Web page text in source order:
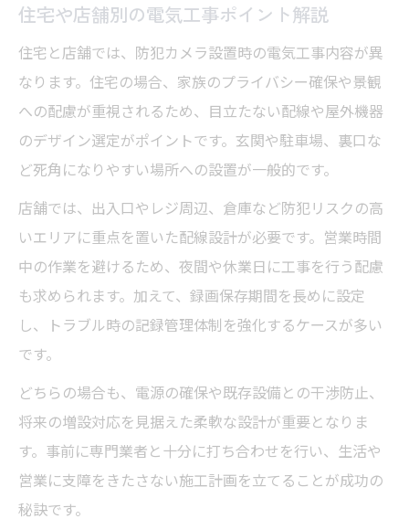
住宅や店舗別の電気工事ポイント解説
住宅と店舗では、防犯カメラ設置時の電気工事内容が異
なります。住宅の場合、家族のプライバシー確保や景観
への配慮が重視されるため、目立たない配線や屋外機器
のデザイン選定がポイントです。玄関や駐車場、裏口な
ど死角になりやすい場所への設置が一般的です。
店舗では、出入口やレジ周辺、倉庫など防犯リスクの高
いエリアに重点を置いた配線設計が必要です。営業時間
中の作業を避けるため、夜間や休業日に工事を行う配慮
も求められます。加えて、録画保存期間を長めに設定
し、トラブル時の記録管理体制を強化するケースが多い
です。
どちらの場合も、電源の確保や既存設備との干渉防止、
将来の増設対応を見据えた柔軟な設計が重要となりま
す。事前に専門業者と十分に打ち合わせを行い、生活や
営業に支障をきたさない施工計画を立てることが成功の
秘訣です。